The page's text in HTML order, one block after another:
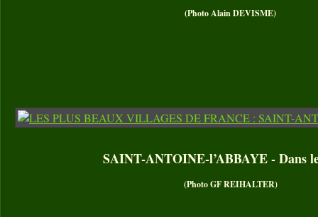
(Photo Alain DEVISME)
SAINT-ANTOINE-l’ABBAYE - Dans
(Photo GF REIHALTER)